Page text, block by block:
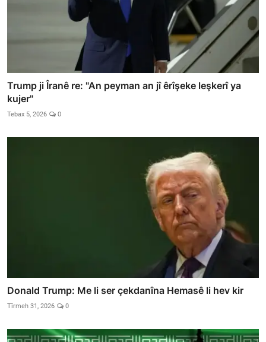
Trump ji Îranê re: "An peyman an jî êrîşeke leşkerî ya
kujer"
Tebax 5, 2026 0
Donald Trump: Me li ser çekdanîna Hemasê li hev kir
Tîrmeh 31, 2026 0